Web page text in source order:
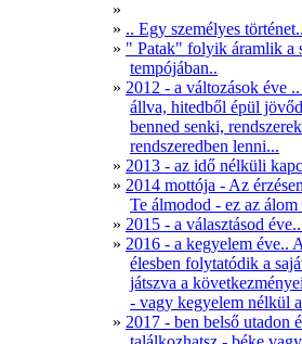
.. Egy személyes
" Patak" folyik áramlik a
tempójában..
2012 - a változások éve
állva, hitedből épül
benned senki,
rendszeredben lenni...
2013 - az idő nélküli
2014 mottója - Az
Te álmodod - ez az álom
2015 - a választásod
2016 - a kegyelem éve..
élesben folytatódik a
játszva a
- vagy kegyelem nélkül
2017 - ben belső utadon